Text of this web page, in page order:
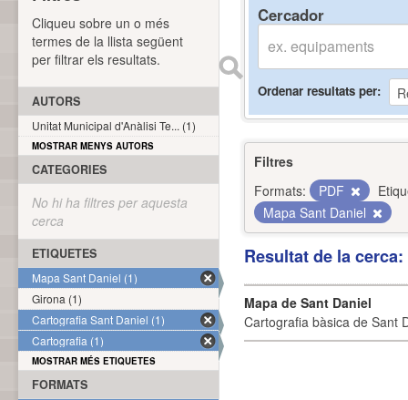
Cercador
Ordenar resultats per
Filtres
Formats:
PDF
Mapa Sant Daniel
Resultat de la
Mapa de Sant Daniel
Cartografia bàsica de Sant
Cliqueu sobre un o més
termes de la llista següent
per filtrar els resultats.
AUTORS
Unitat Municipal d'Anàlisi Te... (1)
MOSTRAR MENYS AUTORS
CATEGORIES
No hi ha filtres per aquesta
cerca
ETIQUETES
Mapa Sant Daniel (1)
Girona (1)
Cartografia Sant Daniel (1)
Cartografia (1)
MOSTRAR MÉS ETIQUETES
FORMATS